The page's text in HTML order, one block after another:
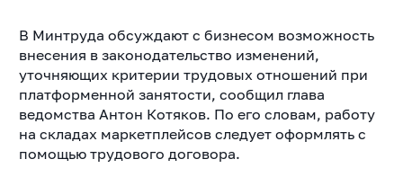
В Минтруда обсуждают с бизнесом возможность
внесения в законодательство изменений,
уточняющих критерии трудовых отношений при
платформенной занятости, сообщил глава
ведомства Антон Котяков. По его словам, работу
на складах маркетплейсов следует оформлять с
помощью трудового договора.